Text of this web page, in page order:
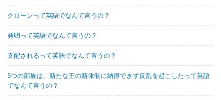
クローンって英語でなんて言うの？
発明って英語でなんて言うの？
支配されるって英語でなんて言うの？
5つの部族は、新たな王の新体制に納得できず反乱を起こしたって英語
でなんて言うの？